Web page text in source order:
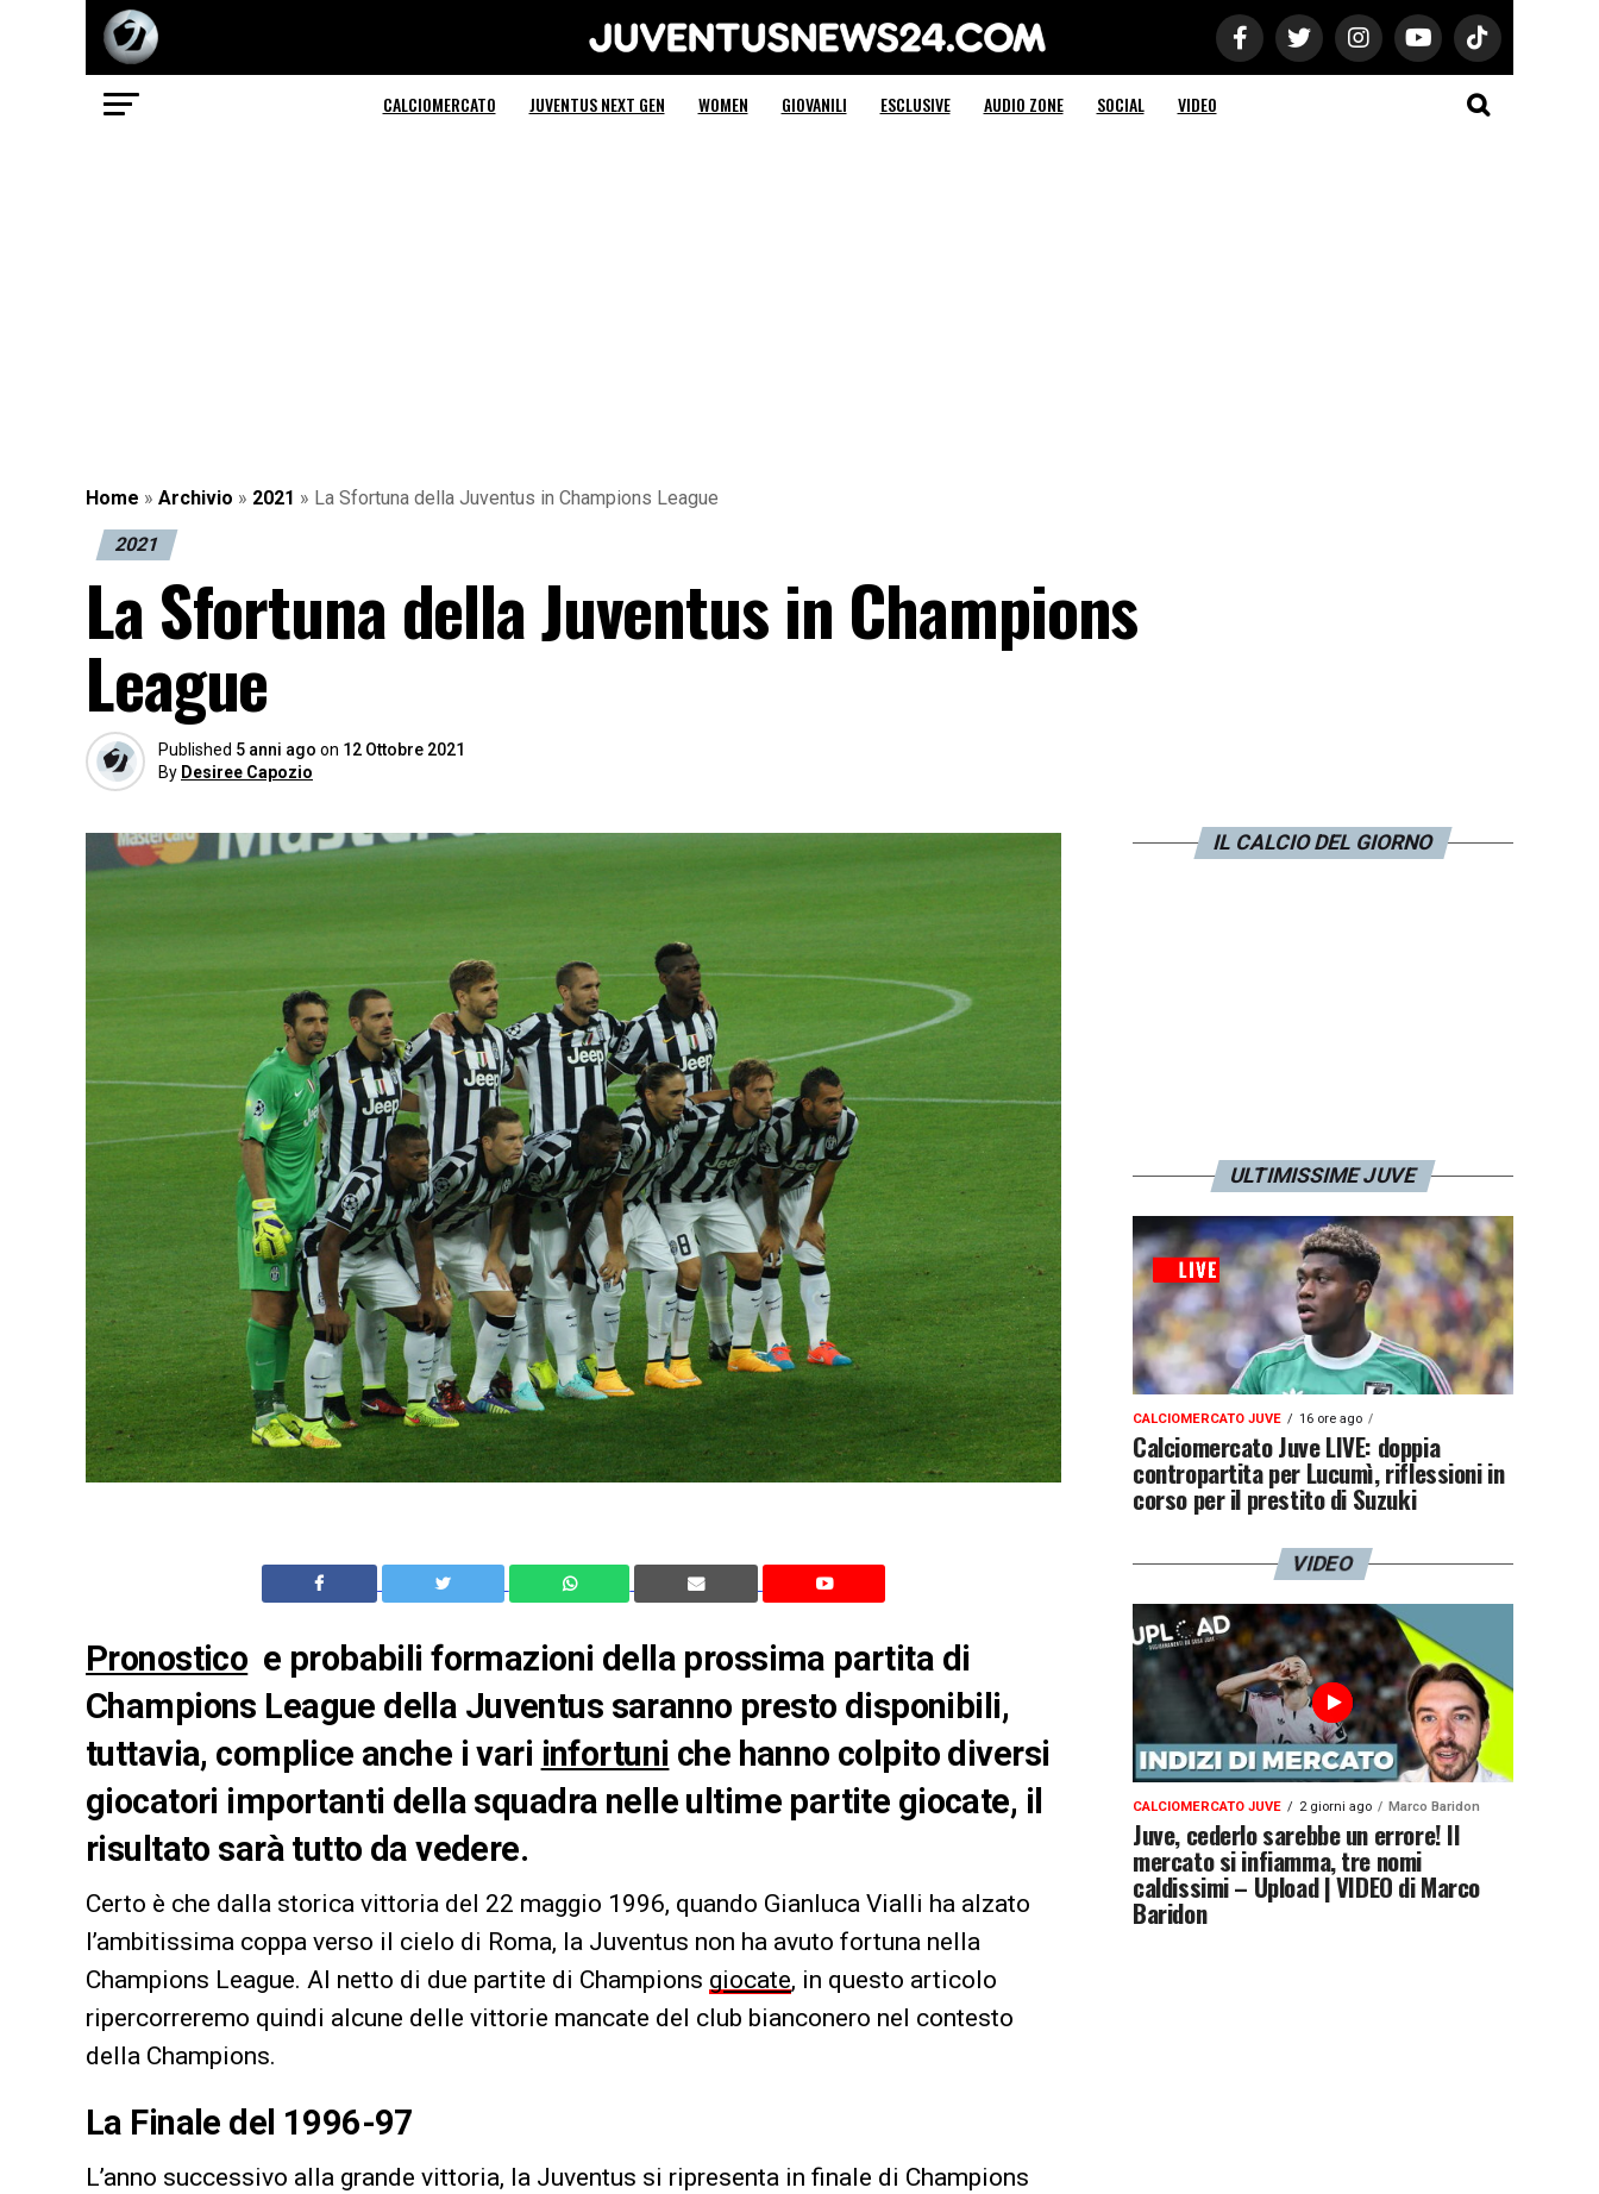
Juventus News 24
CALCIOMERCATO JUVENTUS NEXT GEN WOMEN GIOVANILI ESCLUSIVE AUDIO ZONE SOCIAL VIDEO
Home » Archivio » 2021 » La Sfortuna della Juventus in Champions League
2021
La Sfortuna della Juventus in Champions
League
Published 5 anni ago on 12 Ottobre 2021
By Desiree Capozio
Pronostico e probabili formazioni della prossima partita di
Champions League della Juventus saranno presto disponibili,
tuttavia, complice anche i vari infortuni che hanno colpito diversi
giocatori importanti della squadra nelle ultime partite giocate, il
risultato sarà tutto da vedere.
Certo è che dalla storica vittoria del 22 maggio 1996, quando Gianluca Vialli ha alzato
l’ambitissima coppa verso il cielo di Roma, la Juventus non ha avuto fortuna nella
Champions League. Al netto di due partite di Champions giocate, in questo articolo
ripercorreremo quindi alcune delle vittorie mancate del club bianconero nel contesto
della Champions.
La Finale del 1996-97
L’anno successivo alla grande vittoria, la Juventus si ripresenta in finale di Champions
IL CALCIO DEL GIORNO
ULTIMISSIME JUVE
CALCIOMERCATO JUVE 16 ore ago
Calciomercato Juve LIVE: doppia
contropartita per Lucumì, riflessioni in
corso per il prestito di Suzuki
VIDEO
CALCIOMERCATO JUVE 2 giorni ago Marco Baridon
Juve, cederlo sarebbe un errore! Il
mercato si infiamma, tre nomi
caldissimi – Upload | VIDEO di Marco
Baridon